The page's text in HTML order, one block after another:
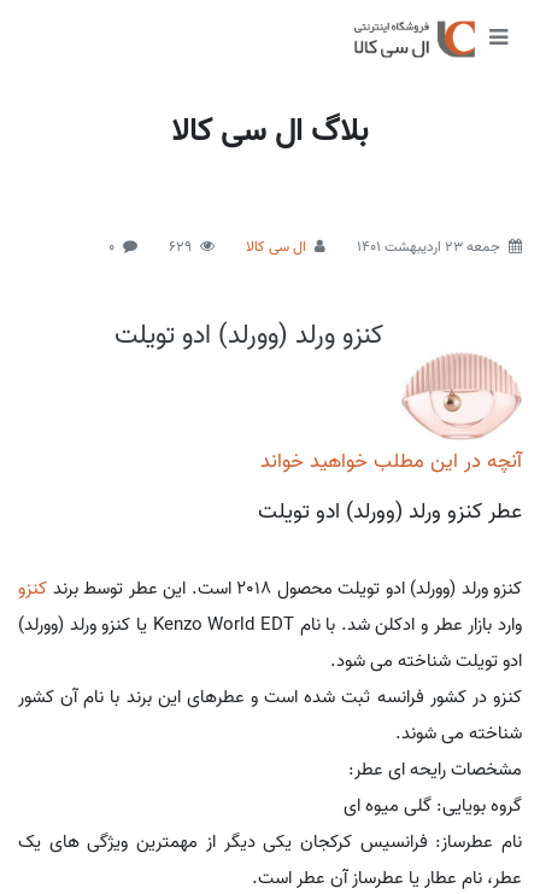
بلاگ ال سی کالا
جمعه 23 اردیبهشت 1401 ال سی کالا 629
0
کنزو ورلد (وورلد) ادو تویلت
آنچه در این مطلب خواهید خواند
عطر کنزو ورلد (وورلد) ادو تویلت
کنزو ورلد (وورلد) ادو تویلت محصول 2018 است. این عطر توسط برند
کنزو
وارد بازار عطر و ادکلن شد. با نام Kenzo World EDT یا کنزو ورلد (وورلد)
ادو تویلت شناخته می شود.
کنزو در کشور فرانسه ثبت شده است و عطرهای این برند با نام آن کشور
شناخته می شوند.
مشخصات رایحه ای عطر:
گروه بویایی: گلی میوه ای
نام عطرساز: فرانسیس کرکجان یکی دیگر از مهمترین ویژگی های یک
عطر، نام عطار یا عطرساز آن عطر است.